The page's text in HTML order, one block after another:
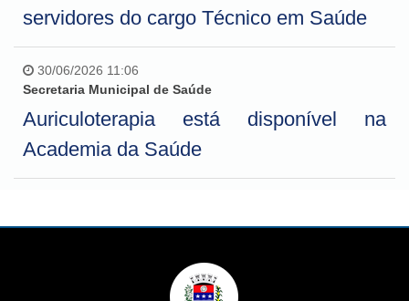
servidores do cargo Técnico em Saúde
30/06/2026 11:06
Secretaria Municipal de Saúde
Auriculoterapia está disponível na
Academia da Saúde